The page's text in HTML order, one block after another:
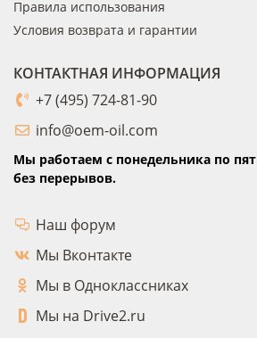
Правила использования
Условия возврата и гарантии
КОНТАКТНАЯ ИНФОРМАЦИЯ
+7 (495) 724-81-90
info@oem-oil.com
Мы работаем с понедельника по
без перерывов.
Наш форум
Мы Вконтакте
Мы в Одноклассниках
Мы на Drive2.ru